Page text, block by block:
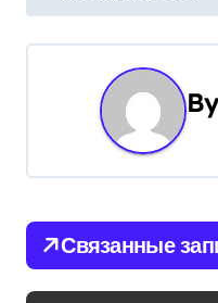
а
я
п
о Связанные